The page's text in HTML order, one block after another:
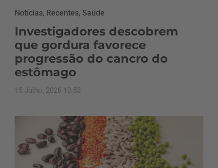
Notícias, Recentes, Saúde
Investigadores descobrem
que gordura favorece
progressão do cancro do
estômago
15 Julho, 2026 10:53